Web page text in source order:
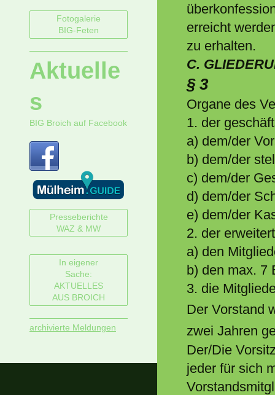
erreicht
zu erhalten.
C.
§ 3
Organe des
1. der
a) dem/der
b) dem/der
c) dem/der
d) dem/der
e) dem/der
2. der
a) den
b) den max. 7
3. die
Der Vorstand
zwei Jahren
Der/Die
jeder für sich
Fotogalerie
BIG-Feten
Aktuelle
s
BIG Broich auf Facebook
Presseberichte
WAZ & MW
In eigener
Sache:
AKTUELLES
AUS BROICH
archivierte Meldungen